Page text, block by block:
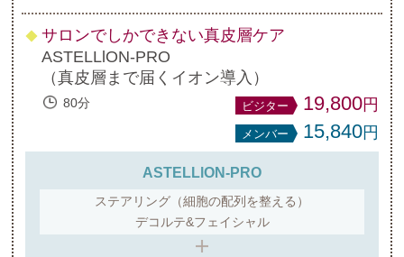
◆ サロンでしかできない真皮層ケア
ASTELLlON-PRO
（真皮層まで届くイオン導入）
80分 ビジター 19,800円
メンバー 15,840円
ASTELLlON-PRO
ステアリング（細胞の配列を整える）
デコルテ&フェイシャル